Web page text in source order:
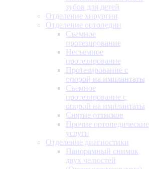
зубов для детей
Отделение хирургии
Отделение ортопедии
Съемное
протезирование
Несъемное
протезирование
Протезирование с
опорой на имплантаты
Съемное
протезирование с
опорой на имплантаты
Снятие оттисков
Прочие ортопедические
услуги
Отделение диагностики
Панорамный снимок
двух челюстей